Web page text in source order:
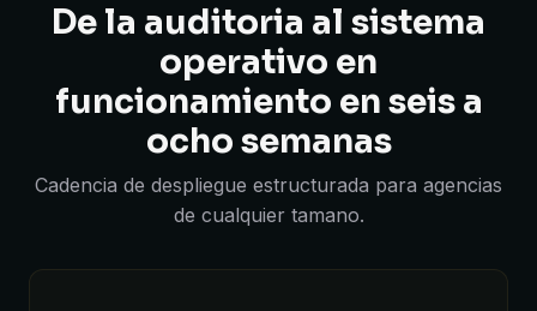
De la auditoria al sistema
operativo en
funcionamiento en seis a
ocho semanas
Cadencia de despliegue estructurada para agencias
de cualquier tamano.